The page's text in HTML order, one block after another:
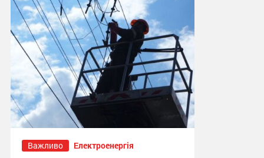
Важливо Електроенергія